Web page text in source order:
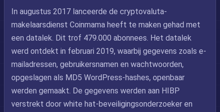
In augustus 2017 lanceerde de cryptovaluta-
makelaarsdienst Coinmama heeft te maken gehad met
een datalek. Dit trof 479.000 abonnees. Het datalek
werd ontdekt in februari 2019, waarbij gegevens zoals e-
mailadressen, gebruikersnamen en wachtwoorden,
opgeslagen als MD5 WordPress-hashes, openbaar
werden gemaakt. De gegevens werden aan HIBP
verstrekt door white hat-beveiligingsonderzoeker en